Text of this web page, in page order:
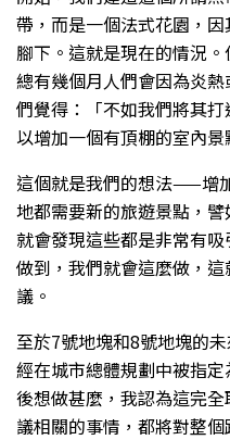
帶，而是一個法式花園，
腳下。這就是現在的情況
總有幾個月人們會因為炎
們覺得：「不如我們將其
以增加一個有頂棚的室內景
這個就是我們的想法——增
地都需要新的旅遊景點，
就會發現這些都是非常有
做到，我們就會這麼做，
議。
至於7號地塊和8號地塊的
經在城市總體規劃中被指
後想做甚麼，我認為這完
議相關的事情，都將對整